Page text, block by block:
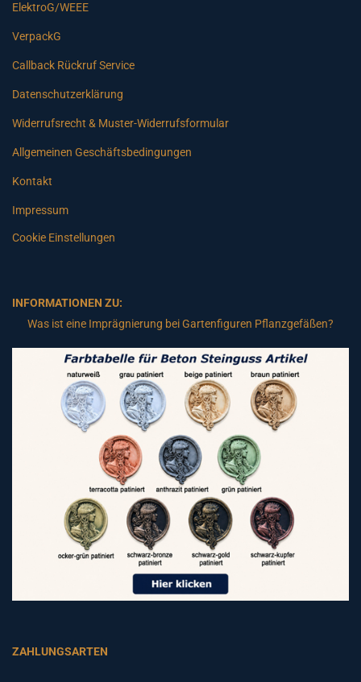
ElektroG/WEEE
VerpackG
Callback Rückruf Service
Datenschutzerklärung
Widerrufsrecht & Muster-Widerrufsformular
Allgemeinen Geschäftsbedingungen
Kontakt
Impressum
Cookie Einstellungen
INFORMATIONEN ZU:
Was ist eine Imprägnierung bei Gartenfiguren Pflanzgefäßen?
ZAHLUNGSARTEN